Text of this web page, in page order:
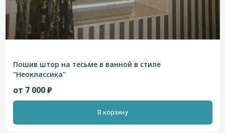
Пошив штор на тесьме в ванной в стиле
"Неоклассика"
от 7 000 ₽
В корзину